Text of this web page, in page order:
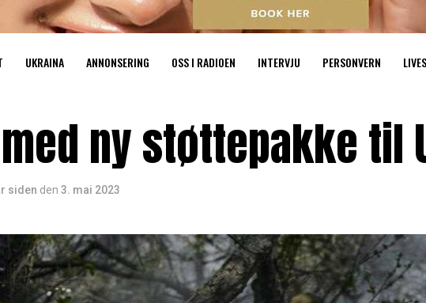
UKRAINA ANNONSERING OSS I RADIOEN INTERVJU PERSONVERN
med ny støttepakke til
siden den 3. mai 2023